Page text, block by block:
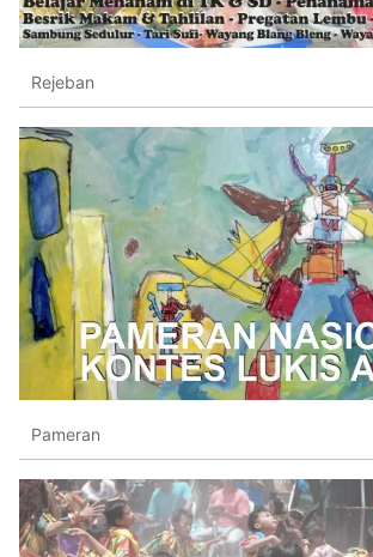
Rejeban
Pameran